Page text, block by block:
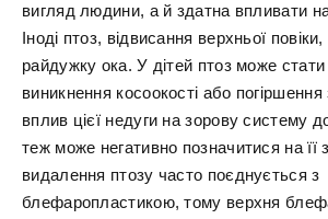
вигляд людини, а й здатна впливати
Іноді птоз, відвисання верхньої
райдужку ока. У дітей птоз може
виникнення косоокості або
вплив цієї недуги на зорову систему
теж може негативно позначитися на її
видалення птозу часто поєднується з
блефаропластикою, тому верхня